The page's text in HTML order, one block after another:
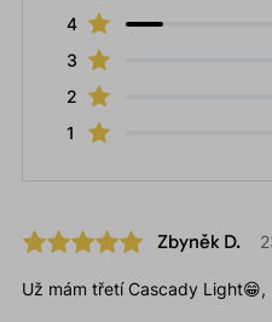
4
3
2
1
Zbyněk D.
Už mám třetí Cascady